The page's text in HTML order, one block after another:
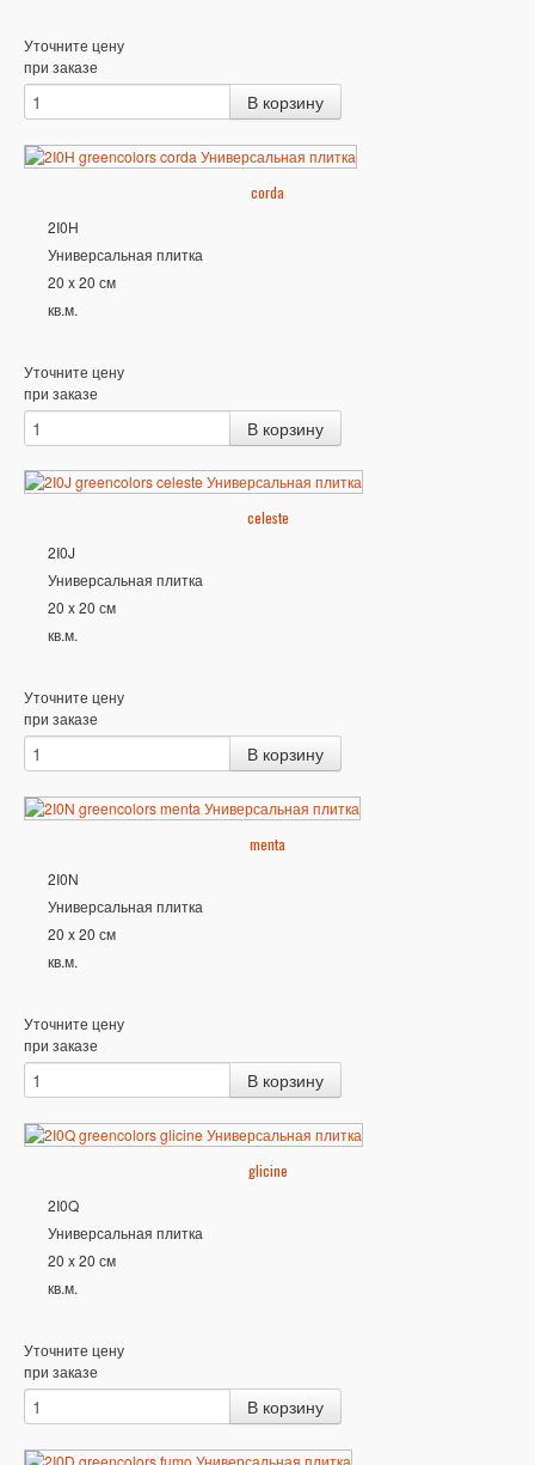
Уточните цену
при заказе
corda
2I0H
Универсальная плитка
20 x 20 см
кв.м.
Уточните цену
при заказе
celeste
2I0J
Универсальная плитка
20 x 20 см
кв.м.
Уточните цену
при заказе
menta
2I0N
Универсальная плитка
20 x 20 см
кв.м.
Уточните цену
при заказе
glicine
2I0Q
Универсальная плитка
20 x 20 см
кв.м.
Уточните цену
при заказе